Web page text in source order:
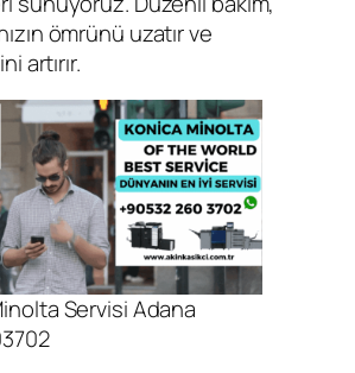
ömrünü uzatır ve
artırır.
Servisi Adana